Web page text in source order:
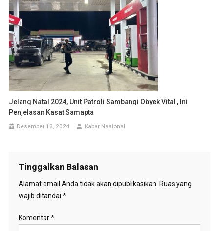
Jelang Natal 2024, Unit Patroli Sambangi Obyek Vital , Ini
Penjelasan Kasat Samapta
Desember 18, 2024 Kabar Nasional
Tinggalkan Balasan
Alamat email Anda tidak akan dipublikasikan. Ruas yang
wajib ditandai *
Komentar*